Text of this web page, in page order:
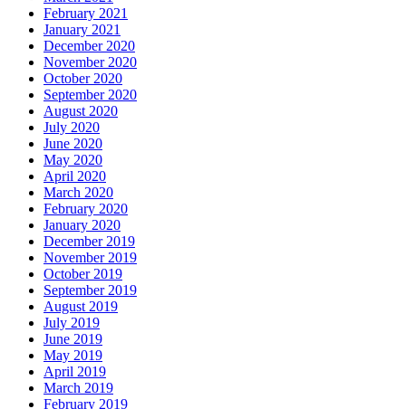
February 2021
January 2021
December 2020
November 2020
October 2020
September 2020
August 2020
July 2020
June 2020
May 2020
April 2020
March 2020
February 2020
January 2020
December 2019
November 2019
October 2019
September 2019
August 2019
July 2019
June 2019
May 2019
April 2019
March 2019
February 2019